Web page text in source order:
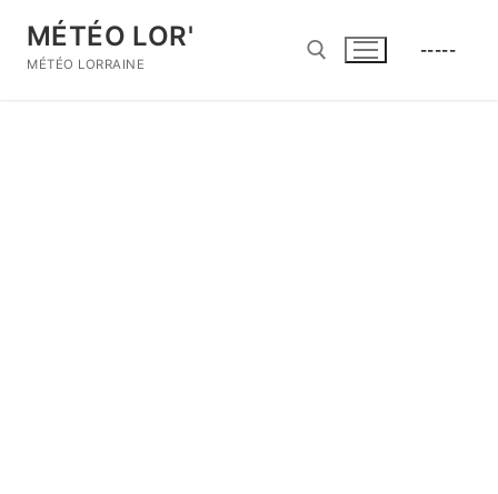
contenu
MÉTÉO LOR'
MÉTÉO LORRAINE
-----